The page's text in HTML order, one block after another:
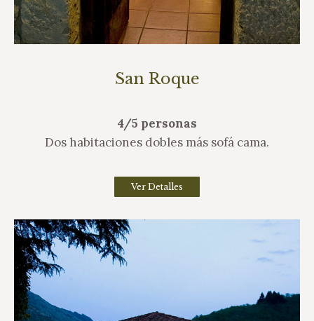
San Roque
4/5 personas
Dos habitaciones dobles más sofá cama.
Ver Detalles